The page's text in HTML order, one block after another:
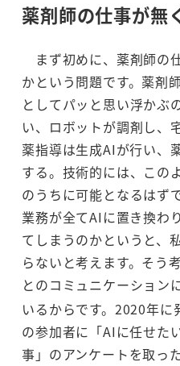
薬剤師の仕事が無
まず初めに、薬剤師の
かという問題です。薬剤
としてパッと思い浮かぶ
い、ロボットが調剤し、
薬指導は生成AIが行い、
する。技術的には、この
のうちに可能となるはず
業務が全てAIに置き換わ
てしまうのかというと、
らないと考えます。そう
とのコミュニケーション
いるからです。2020年に
の参加者に「AIに任せた
事」のアンケートを取っ